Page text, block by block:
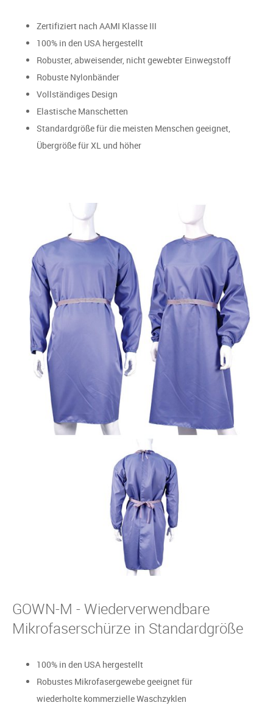
Zertifiziert nach AAMI Klasse III
100% in den USA hergestellt
Robuster, abweisender, nicht gewebter Einwegstoff
Robuste Nylonbänder
Vollständiges Design
Elastische Manschetten
Standardgröße für die meisten Menschen geeignet,
Übergröße für XL und höher
GOWN-M - Wiederverwendbare
Mikrofaserschürze in Standardgröße
100% in den USA hergestellt
Robustes Mikrofasergewebe geeignet für
wiederholte kommerzielle Waschzyklen